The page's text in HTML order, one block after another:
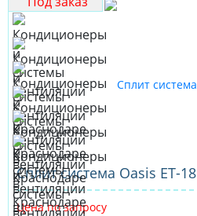
Сплит система Oasis ET-18
Цена по запросу